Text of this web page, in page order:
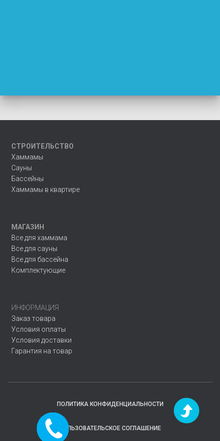
СТРОИТЕЛЬСТВО
Хаммамы
Сауны
Бассейны
Хаммамы в квартире
МАГАЗИН
Все для хаммама
Все для сауны
Все для бассейна
Комплектующие
ИНФОРМАЦИЯ
Заказ товара
Условия оплаты
Условия доставки
Гарантия на товар
ПОЛИТИКА КОНФИДЕНЦИАЛЬНОСТИ
ПОЛЬЗОВАТЕЛЬСКОЕ СОГЛАШЕНИЕ
Заказать
звонок